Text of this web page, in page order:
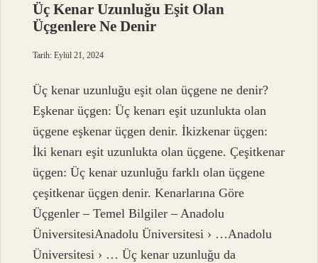
Üç Kenar Uzunluğu Eşit Olan
Üçgenlere Ne Denir
Tarih: Eylül 21, 2024
Üç kenar uzunluğu eşit olan üçgene ne denir?
Eşkenar üçgen: Üç kenarı eşit uzunlukta olan
üçgene eşkenar üçgen denir. İkizkenar üçgen:
İki kenarı eşit uzunlukta olan üçgene. Çeşitkenar
üçgen: Üç kenar uzunluğu farklı olan üçgene
çeşitkenar üçgen denir. Kenarlarına Göre
Üçgenler – Temel Bilgiler – Anadolu
ÜniversitesiAnadolu Üniversitesi › …Anadolu
Üniversitesi › … Üç kenar uzunluğu da